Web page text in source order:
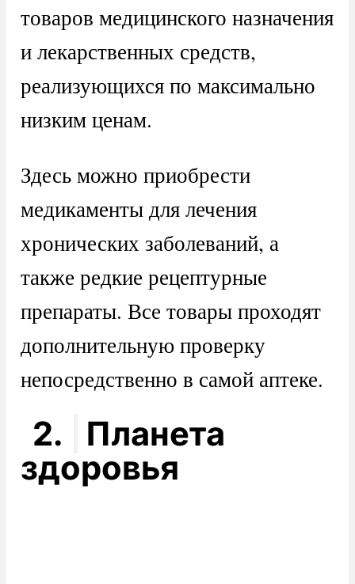
товаров медицинского назначения
и лекарственных средств,
реализующихся по максимально
низким ценам.
Здесь можно приобрести
медикаменты для лечения
хронических заболеваний, а
также редкие рецептурные
препараты. Все товары проходят
дополнительную проверку
непосредственно в самой аптеке.
2.
Планета
здоровья